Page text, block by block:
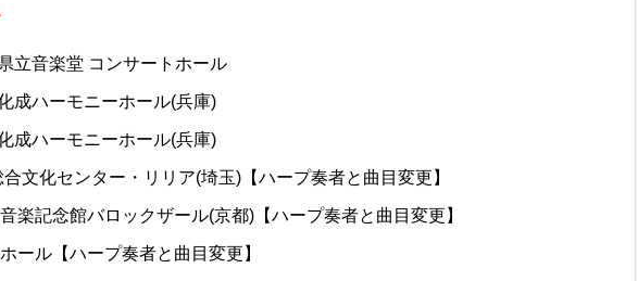
立音楽堂 コンサートホール
成ハーモニーホール(兵庫)
成ハーモニーホール(兵庫)
文化センター・リリア(埼玉)【ハープ奏者と曲目変更】
記念館バロックザール(京都)【ハープ奏者と曲目変更】
ル【ハープ奏者と曲目変更】